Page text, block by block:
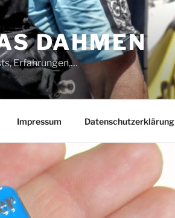
DAHMEN
Erfahrungen,…
Impressum Datenschutzerklärung